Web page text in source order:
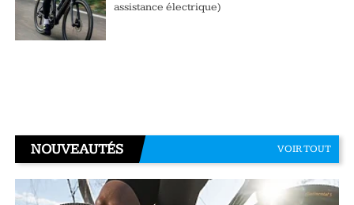
assistance électrique)
NOUVEAUTÉS VOIR TOUT